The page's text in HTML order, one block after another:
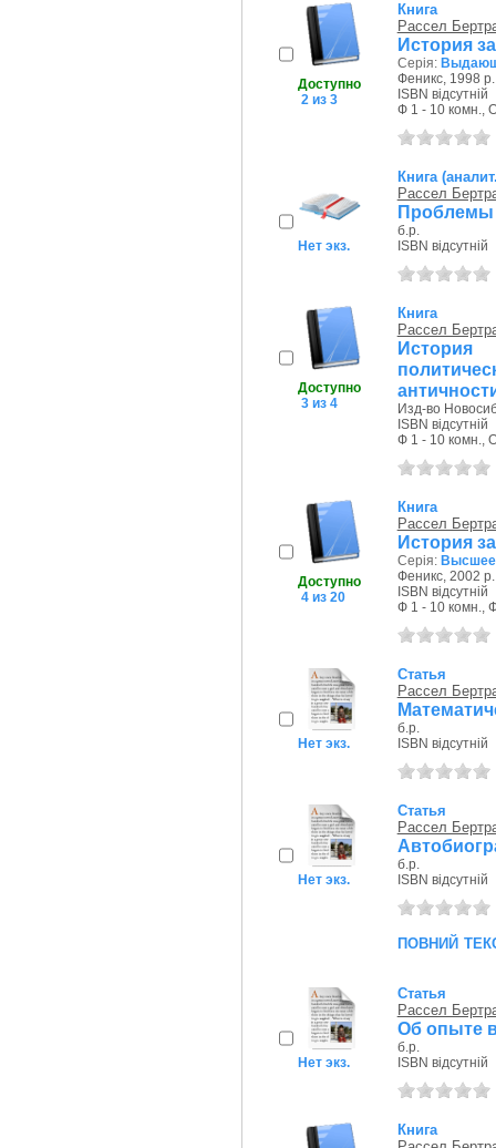
Доступно
2 из 3
Книга
Рассел
История
Серія:
Феникс, 1998 р.
ISBN відсутній
Ф 1 - 10 комн.,
Нет экз.
Книга
Рассел
б.р.
ISBN відсутній
Доступно
3 из 4
Книга
Рассел
Изд-во
ISBN відсутній
Ф 1 - 10 комн.,
Доступно
4 из 20
Книга
Рассел
История
Серія: Высшее
Феникс, 2002 р.
ISBN відсутній
Ф 1 - 10 комн.,
Нет экз.
Статья
Рассел
б.р.
ISBN відсутній
Нет экз.
Статья
Рассел
б.р.
ISBN відсутній
повний
Нет экз.
Статья
Рассел
Об опыте
б.р.
ISBN відсутній
Книга